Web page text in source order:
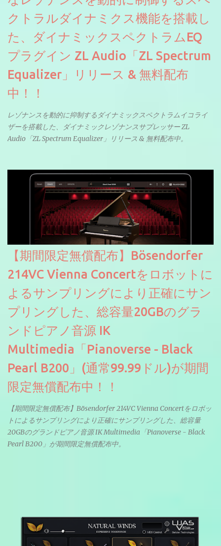
クトラルダイナミクス機能を搭載し
た、ダイナミックスペクトラムEQ
プラグイン ZL Audio「ZL Spectrum
Equalizer」リリース & 無料配布
中！！
レゾナンスを動的に抑制するダイナミックスペクトラムイコライ
ザーを搭載した、ダイナミックレゾナンスサプレッサー ZL
Audio「ZL Spectrum Equalizer」リリース & 無料配布中。
【期間限定無償配布】Bösendorfer
214VC Vienna Concertをロボットに
よるサンプリングにより正確にサン
プリングした、総容量20GBのグラ
ンドピアノ音源 IK
Multimedia「Pianoverse - Black
Pearl B200」(通常99.99ドル)が期間
限定無償配布中！！
【期間限定無償配布】Bösendorfer 214VC Vienna Concertをロボッ
トによるサンプリングにより正確にサンプリングした、総容量
20GBのグランドピアノ音源 IK Multimedia「Pianoverse - Black
Pearl B200」が期間限定無償配布中。